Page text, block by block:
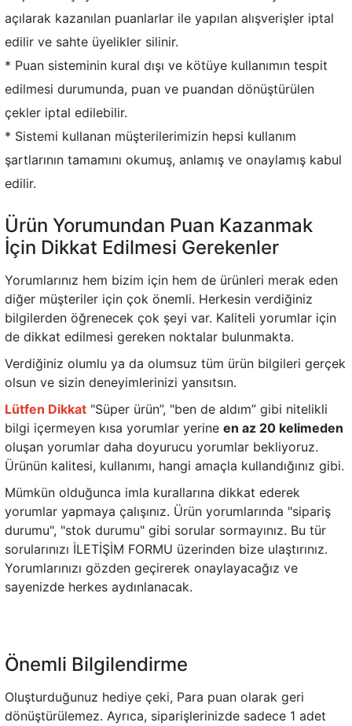
açılarak kazanılan puanlarlar ile yapılan alışverişler iptal
edilir ve sahte üyelikler silinir.
* Puan sisteminin kural dışı ve kötüye kullanımın tespit
edilmesi durumunda, puan ve puandan dönüştürülen
çekler iptal edilebilir.
* Sistemi kullanan müşterilerimizin hepsi kullanım
şartlarının tamamını okumuş, anlamış ve onaylamış kabul
edilir.
Ürün Yorumundan Puan Kazanmak
İçin Dikkat Edilmesi Gerekenler
Yorumlarınız hem bizim için hem de ürünleri merak eden
diğer müşteriler için çok önemli. Herkesin verdiğiniz
bilgilerden öğrenecek çok şeyi var. Kaliteli yorumlar için
de dikkat edilmesi gereken noktalar bulunmakta.
Verdiğiniz olumlu ya da olumsuz tüm ürün bilgileri gerçek
olsun ve sizin deneyimlerinizi yansıtsın.
Lütfen Dikkat "Süper ürün”, "ben de aldım” gibi nitelikli
bilgi içermeyen kısa yorumlar yerine en az 20 kelimeden
oluşan yorumlar daha doyurucu yorumlar bekliyoruz.
Ürünün kalitesi, kullanımı, hangi amaçla kullandığınız gibi.
Mümkün olduğunca imla kurallarına dikkat ederek
yorumlar yapmaya çalışınız. Ürün yorumlarında "sipariş
durumu", "stok durumu" gibi sorular sormayınız. Bu tür
sorularınızı İLETİŞİM FORMU üzerinden bize ulaştırınız.
Yorumlarınızı gözden geçirerek onaylayacağız ve
sayenizde herkes aydınlanacak.
Önemli Bilgilendirme
Oluşturduğunuz hediye çeki, Para puan olarak geri
dönüştürülemez. Ayrıca, siparişlerinizde sadece 1 adet